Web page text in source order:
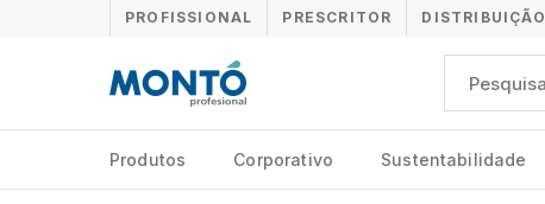
PROFISSIONAL PRESCRITOR DISTRIBUIÇÃO
Produtos Corporativo Sustentabilidade